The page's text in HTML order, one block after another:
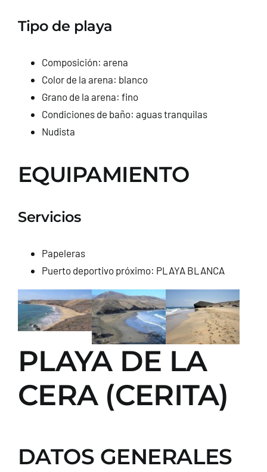
Tipo de playa
Composición: arena
Color de la arena: blanco
Grano de la arena: fino
Condiciones de baño: aguas tranquilas
Nudista
EQUIPAMIENTO
Servicios
Papeleras
Puerto deportivo próximo: PLAYA BLANCA
PLAYA DE LA
CERA (CERITA)
DATOS GENERALES